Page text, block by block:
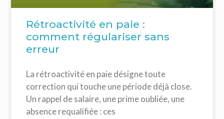
Rétroactivité en paie :
comment régulariser sans
erreur
La rétroactivité en paie désigne toute
correction qui touche une période déjà close.
Un rappel de salaire, une prime oubliée, une
absence requalifiée : ces